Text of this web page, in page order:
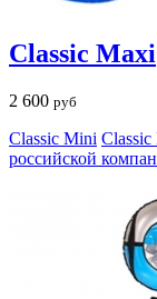
Classic Maxi
2 600 руб
Classic Mini
российской